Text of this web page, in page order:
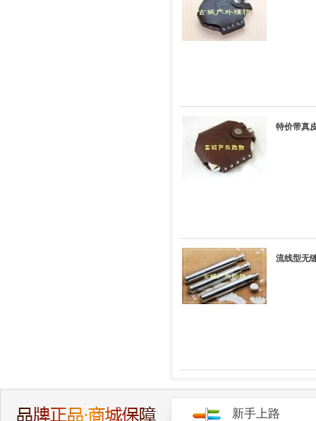
特价带真
流线型无
新手上路